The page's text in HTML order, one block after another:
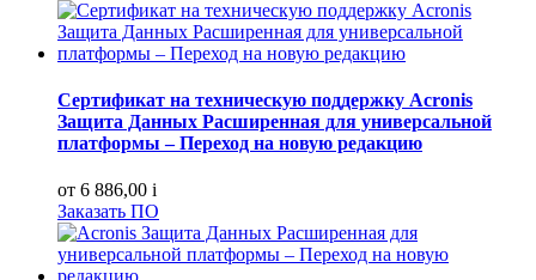
Сертификат на техническую поддержку Acronis
Защита Данных Расширенная для универсальной
платформы – Переход на новую редакцию
от 6 886,00 i
Заказать ПО